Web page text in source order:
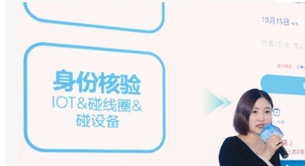
2026年3月底，上海国际酒店展E7馆，一场
关于酒店业未来形态的集中展示引发了行业广
泛关注。天猫精灵未来酒店联…